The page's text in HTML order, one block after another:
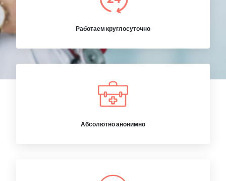
Работаем круглосуточно
Абсолютно анонимно